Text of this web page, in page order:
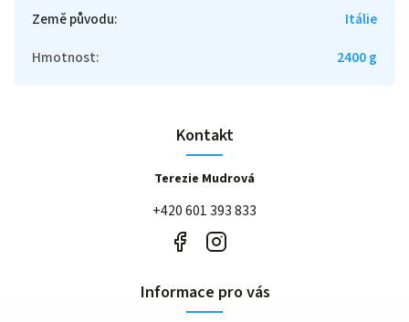
Země původu:
Itálie
Hmotnost: 2400 g
Kontakt
Terezie Mudrová
+420 601 393 833
Informace pro vás